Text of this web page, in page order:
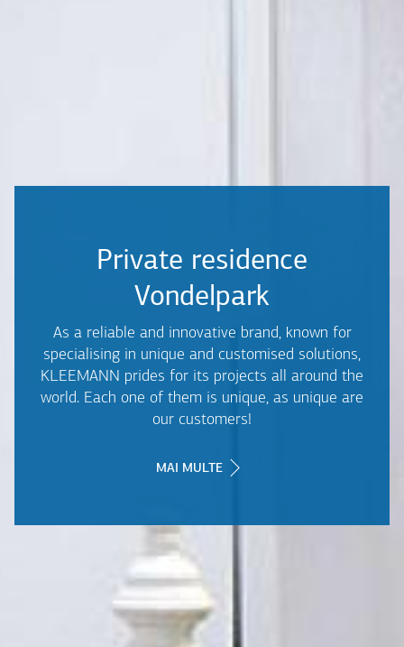
Private residence
Vondelpark
As a reliable and innovative brand, known for
specialising in unique and customised solutions,
KLEEMANN prides for its projects all around the
world. Each one of them is unique, as unique are
our customers!
MAI MULTE